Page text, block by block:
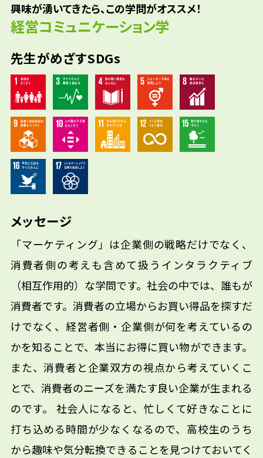
興味が湧いてきたら、この学問がオススメ！
経営コミュニケーション学
先生がめざすSDGs
メッセージ
「マーケティング」は企業側の戦略だけでなく、
消費者側の考えも含めて扱うインタラクティブ
（相互作用的）な学問です。社会の中では、誰もが
消費者です。消費者の立場からお買い得品を探すだ
けでなく、経営者側・企業側が何を考えているの
かを知ることで、本当にお得に買い物ができます。
また、消費者と企業双方の視点から考えていくこ
とで、消費者のニーズを満たす良い企業が生まれる
のです。 社会人になると、忙しくて好きなことに
打ち込める時間が少なくなるので、高校生のうち
から趣味や気分転換できることを見つけておいてく